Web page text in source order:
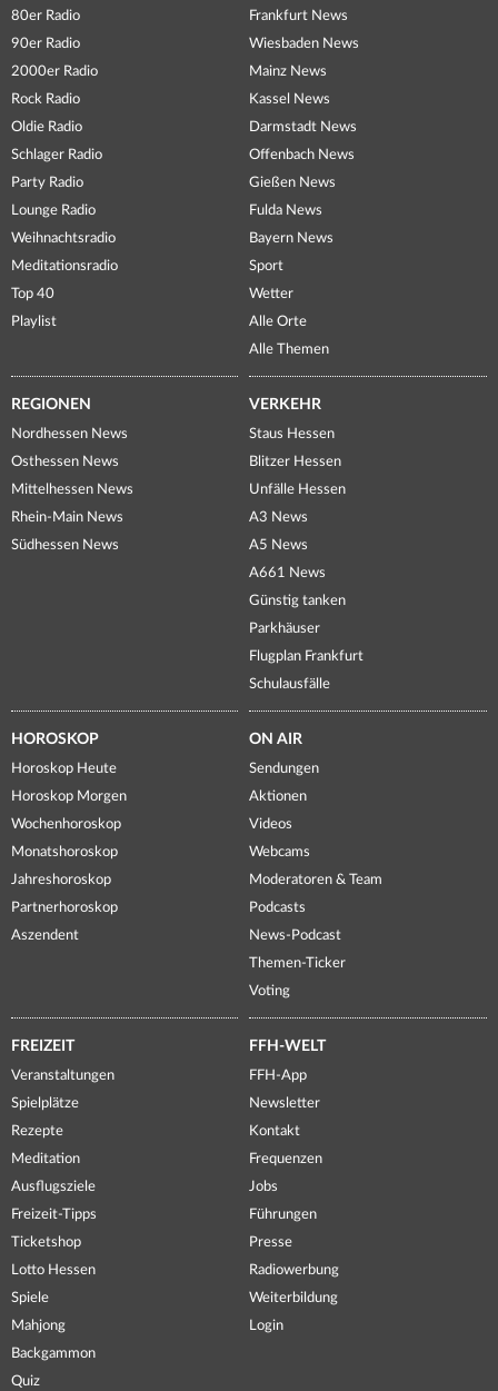
80er Radio
90er Radio
2000er Radio
Rock Radio
Oldie Radio
Schlager Radio
Party Radio
Lounge Radio
Weihnachtsradio
Meditationsradio
Top 40
Playlist
Frankfurt News
Wiesbaden News
Mainz News
Kassel News
Darmstadt News
Offenbach News
Gießen News
Fulda News
Bayern News
Sport
Wetter
Alle Orte
Alle Themen
REGIONEN
Nordhessen News
Osthessen News
Mittelhessen News
Rhein-Main News
Südhessen News
VERKEHR
Staus Hessen
Blitzer Hessen
Unfälle Hessen
A3 News
A5 News
A661 News
Günstig tanken
Parkhäuser
Flugplan Frankfurt
Schulausfälle
HOROSKOP
Horoskop Heute
Horoskop Morgen
Wochenhoroskop
Monatshoroskop
Jahreshoroskop
Partnerhoroskop
Aszendent
ON AIR
Sendungen
Aktionen
Videos
Webcams
Moderatoren & Team
Podcasts
News-Podcast
Themen-Ticker
Voting
FREIZEIT
Veranstaltungen
Spielplätze
Rezepte
Meditation
Ausflugsziele
Freizeit-Tipps
Ticketshop
Lotto Hessen
Spiele
Mahjong
Backgammon
Quiz
FFH-WELT
FFH-App
Newsletter
Kontakt
Frequenzen
Jobs
Führungen
Presse
Radiowerbung
Weiterbildung
Login